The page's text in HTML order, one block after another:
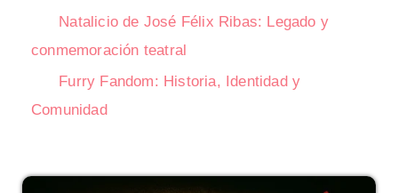
Natalicio de José Félix Ribas: Legado y
conmemoración teatral
Furry Fandom: Historia, Identidad y
Comunidad